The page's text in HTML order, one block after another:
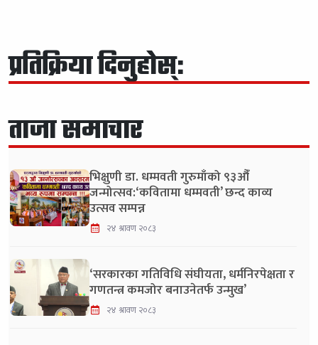
प्रतिक्रिया दिनुहोस्:
ताजा समाचार
भिक्षुणी डा. धम्मवती गुरुमाँको ९३औँ
जन्मोत्सव:‘कवितामा धम्मवती’ छन्द काव्य
उत्सव सम्पन्न
२४ श्रावण २०८३
‘सरकारका गतिविधि संघीयता, धर्मनिरपेक्षता र
गणतन्त्र कमजोर बनाउनेतर्फ उन्मुख’
२४ श्रावण २०८३